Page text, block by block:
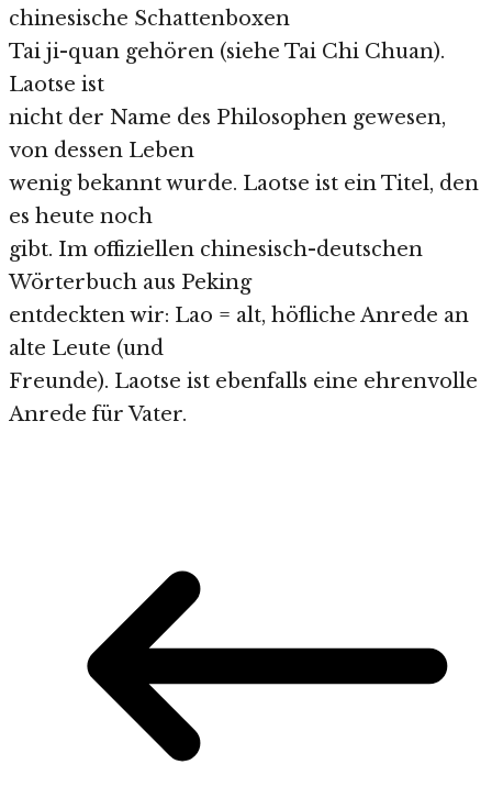
chinesische Schattenboxen
Tai ji-quan gehören (siehe Tai Chi Chuan).
Laotse ist
nicht der Name des Philosophen gewesen,
von dessen Leben
wenig bekannt wurde. Laotse ist ein Titel, den
es heute noch
gibt. Im offiziellen chinesisch-deutschen
Wörterbuch aus Peking
entdeckten wir: Lao = alt, höfliche Anrede an
alte Leute (und
Freunde). Laotse ist ebenfalls eine ehrenvolle
Anrede für Vater.